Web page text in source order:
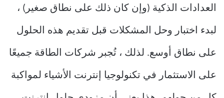
العدادات الذكية (وإن كان ذلك على نطاق صغير) ،
لبدء اختبار وحل المشكلات قبل تقديم هذه الحلول
على نطاق أوسع. لذلك ، تُجبر شركات الطاقة جميعًا
على الاستثمار في تكنولوجيا إنترنت الأشياء لمواكبة